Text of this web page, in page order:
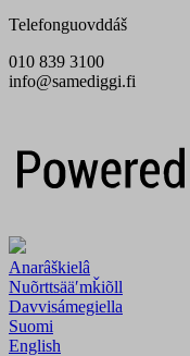
Telefonguovddáš
010 839 3100
info@samediggi.fi
Anarâškielâ
Nuõrttsääʹmǩiõll
Davvisámegiella
Suomi
English